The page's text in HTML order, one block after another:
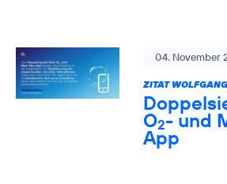
04. November
ZITAT
O2- und
App